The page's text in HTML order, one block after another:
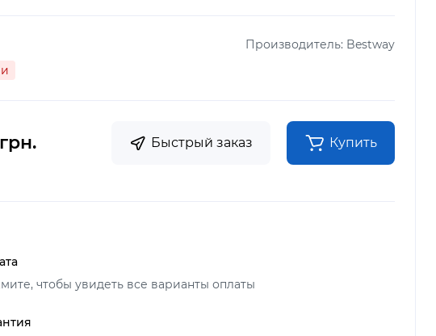
Производитель: Bestway
Быстрый заказ Купить
чтобы увидеть все варианты оплаты